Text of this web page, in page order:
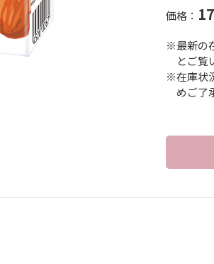
価格：
※最新の
とご覧
※在庫状
めご了